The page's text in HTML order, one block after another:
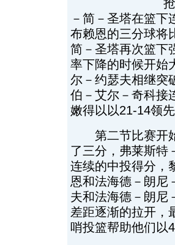
－简－圣塔在篮下
布赖恩的三分球将
简－圣塔再次篮下
率下降的时候开始
尔－约瑟夫相继突
伯－艾尔－奇科接
嫩得以以21-14领
第二节比赛开始
了三分，弗莱斯特
连续的中投得分，
恩和法海德－朗尼
夫和法海德－朗尼
差距逐渐的拉开，
哨投篮帮助他们以